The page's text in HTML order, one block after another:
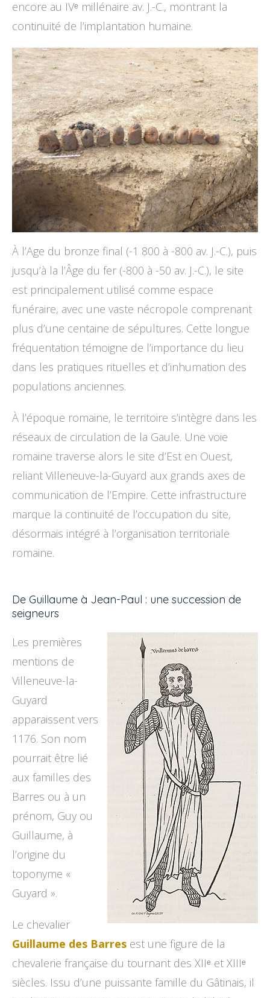
encore au IVᵉ millénaire av. J.-C., montrant la
continuité de l’implantation humaine.
À l’Age du bronze final (-1 800 à -800 av. J.-C.), puis
jusqu’à la l’Âge du fer (-800 à -50 av. J.-C.), le site
est principalement utilisé comme espace
funéraire, avec une vaste nécropole comprenant
plus d’une centaine de sépultures. Cette longue
fréquentation témoigne de l’importance du lieu
dans les pratiques rituelles et d’inhumation des
populations anciennes.
À l’époque romaine, le territoire s’intègre dans les
réseaux de circulation de la Gaule. Une voie
romaine traverse alors le site d’Est en Ouest,
reliant Villeneuve-la-Guyard aux grands axes de
communication de l’Empire. Cette infrastructure
marque la continuité de l’occupation du site,
désormais intégré à l’organisation territoriale
romaine.
De Guillaume à Jean-Paul : une succession de
seigneurs
Les premières
mentions de
Villeneuve-la-
Guyard
apparaissent vers
1176. Son nom
pourrait être lié
aux familles des
Barres ou à un
prénom, Guy ou
Guillaume, à
l’origine du
toponyme «
Guyard ».
Le chevalier
Guillaume des Barres est une figure de la
chevalerie française du tournant des XIIᵉ et XIIIᵉ
siècles. Issu d’une puissante famille du Gâtinais, il